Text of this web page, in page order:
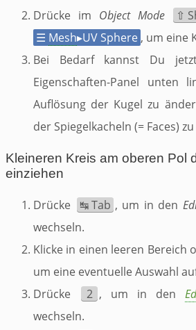
Drücke im Object Mode ⇧
☰ Mesh▸UV Sphere , um eine
Bei Bedarf kannst Du
Eigenschaften-Panel unten
Auflösung der Kugel zu
der Spiegelkacheln (= Faces)
Kleineren Kreis am oberen Pol
einziehen
Drücke ↹ Tab , um in den
wechseln.
Klicke in einen leeren Bereich
um eine eventuelle Auswahl
Drücke
2 , um in den
wechseln.